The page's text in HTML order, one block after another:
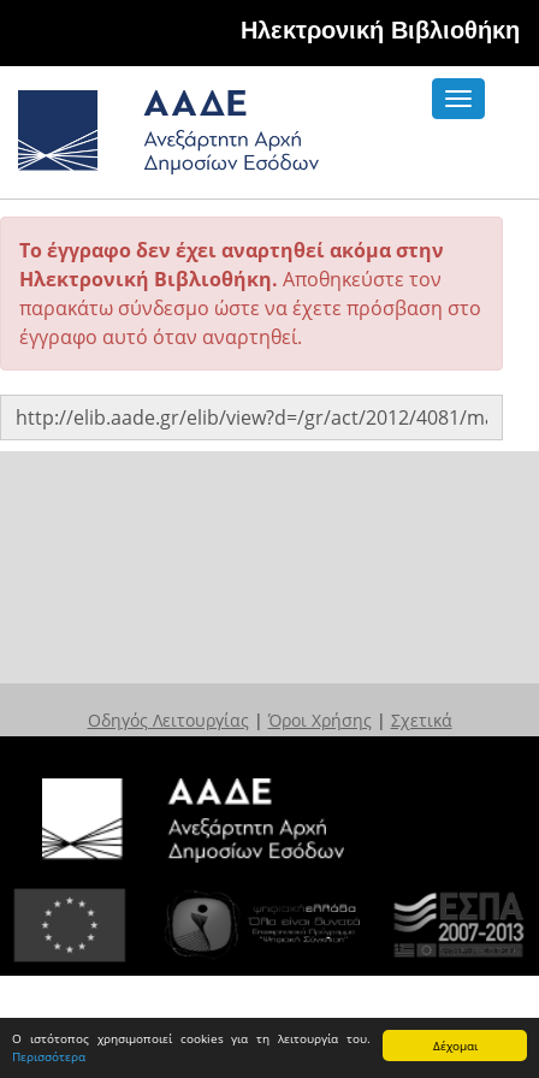
Δέχομαι
Ο ιστότοπος χρησιμοποιεί cookies για τη λειτουργία του.
Περισσότερα
Hλεκτρονική Βιβλιοθήκη
Toggle
Το έγγραφο δεν έχει αναρτηθεί ακόμα στην
Ηλεκτρονική Βιβλιοθήκη. Αποθηκεύστε τον
παρακάτω σύνδεσμο ώστε να έχετε πρόσβαση στο
έγγραφο αυτό όταν αναρτηθεί.
Οδηγός Λειτουργίας | Όροι Χρήσης | Σχετικά